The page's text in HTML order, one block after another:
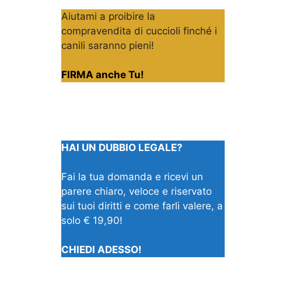
Aiutami a proibire la
compravendita di cuccioli finché i
canili saranno pieni!
FIRMA anche Tu!
HAI UN DUBBIO LEGALE?
Fai la tua domanda e ricevi un
parere chiaro, veloce e riservato
sui tuoi diritti e come farli valere, a
solo € 19,90!
CHIEDI ADESSO!